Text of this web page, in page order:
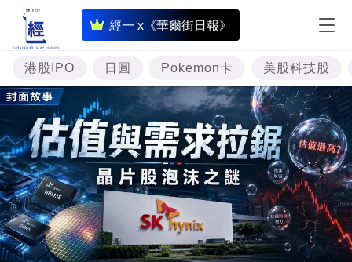
經一 x《華爾街日報》
即
時
財
經
專
題
投
資
樓
市
港股IPO 日圓 Pokemon卡 美股科技股